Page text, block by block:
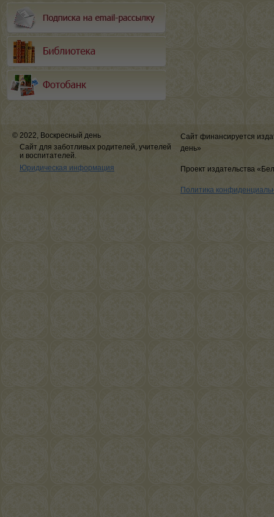
© 2022, Воскресный день
Сайт для заботливых родителей, учителей
и воспитателей.
Юридическая информация
Сайт финансируется
день»
Проект издательства
Политика